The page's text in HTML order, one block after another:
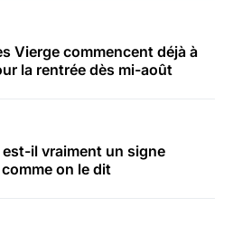
Vierge commencent déjà à
la rentrée dès mi-août
est-il vraiment un signe
on le dit